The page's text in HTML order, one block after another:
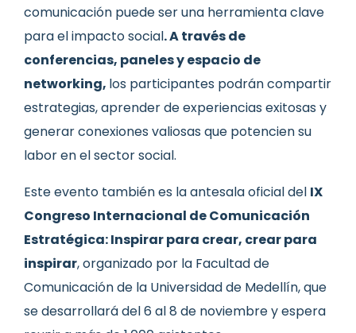
comunicación puede ser una herramienta clave
para el impacto social. A través de
conferencias, paneles y espacio de
networking, los participantes podrán compartir
estrategias, aprender de experiencias exitosas y
generar conexiones valiosas que potencien su
labor en el sector social.
Este evento también es la antesala oficial del IX
Congreso Internacional de Comunicación
Estratégica: Inspirar para crear, crear para
inspirar, organizado por la Facultad de
Comunicación de la Universidad de Medellín, que
se desarrollará del 6 al 8 de noviembre y espera